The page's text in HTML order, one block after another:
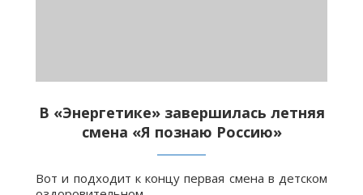
В «Энергетике» завершилась летняя
смена «Я познаю Россию»
Вот и подходит к концу первая смена в детском